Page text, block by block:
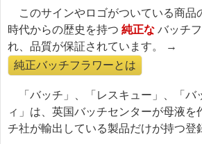
このサインやロゴがついている商品
時代からの歴史を持つ 純正な バッチ
れ、品質が保証されています。 →
純正バッチフラワーとは
「バッチ」、「レスキュー」、「バ
ィ」は、英国バッチセンターが母液を
チ社が輸出している製品だけが持つ登